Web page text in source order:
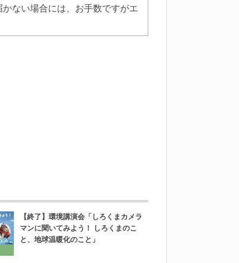
ない場合には、お手数ですがエ
【終了】環境講演会「しろくまカメラ
マンに聞いてみよう！ しろくまのこ
と、地球温暖化のこと」